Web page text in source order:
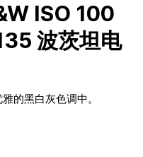
ISO 100
波茨坦电
的黑白灰色调中。